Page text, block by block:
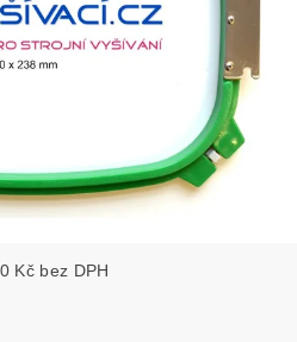
930 Kč bez DPH